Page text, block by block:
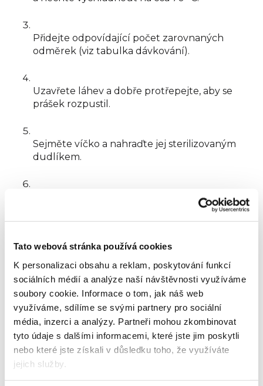
Tato webová stránka používá cookies
K personalizaci obsahu a reklam, poskytování funkcí
sociálních médií a analýze naší návštěvnosti využíváme
soubory cookie. Informace o tom, jak náš web
využíváme, sdílíme se svými partnery pro sociální
média, inzerci a analýzy. Partneři mohou zkombinovat
tyto údaje s dalšími informacemi, které jste jim poskytli
nebo které jste získali v důsledku toho, že využíváte
jejich služby.
Přidejte odpovídající počet zarovnaných
odměrek (viz tabulka dávkování).
Uzavřete láhev a dobře protřepejte, aby se
prášek rozpustil.
Sejměte víčko a nahraďte jej sterilizovaným
dudlíkem.
Ověřte teplotu mléka na vnitřní straně zápěstí
(doporučená teplota je 37 °C) a ihned
podávejte.
Tabulka dávkování
Věk
dítěte
Váha
dítěte
Objem
vody na 1
dávku
Počet
odměrek na
1 dávku
Počet
dávek za
0-1
týden
3 kg 90 ml 3
6
1-4
týdny
3.5 kg 120 ml 4
5
1-2
měsíce
4.5 kg
3